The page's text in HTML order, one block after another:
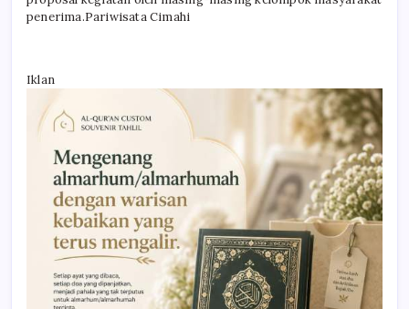
penerima.Pariwisata Cimahi
Iklan